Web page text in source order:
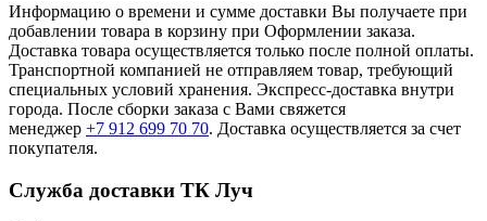
Информацию о времени и сумме доставки Вы получаете при
добавлении товара в корзину при Оформлении заказа.
Доставка товара осуществляется только после полной оплаты.
Транспортной компанией не отправляем товар, требующий
специальных условий хранения. Экспресс-доставка внутри
города. После сборки заказа с Вами свяжется
менеджер +7 912 699 70 70. Доставка осуществляется за счет
покупателя.
Служба доставки ТК Луч